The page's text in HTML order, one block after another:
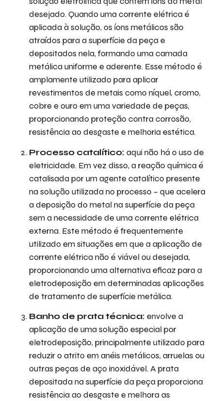
desejado. Quando uma corrente elétrica é
aplicada à solução, os íons metálicos são
atraídos para a superfície da peça e
depositados nela, formando uma camada
metálica uniforme e aderente. Esse método é
amplamente utilizado para aplicar
revestimentos de metais como níquel, cromo,
cobre e ouro em uma variedade de peças,
proporcionando proteção contra corrosão,
resistência ao desgaste e melhoria estética.
Processo catalítico: aqui não há o uso de
eletricidade. Em vez disso, a reação química é
catalisada por um agente catalítico presente
na solução utilizada no processo – que acelera
a deposição do metal na superfície da peça
sem a necessidade de uma corrente elétrica
externa. Este método é frequentemente
utilizado em situações em que a aplicação de
corrente elétrica não é viável ou desejada,
proporcionando uma alternativa eficaz para a
eletrodeposição em determinadas aplicações
de tratamento de superfície metálica.
Banho de prata técnica: envolve a
aplicação de uma solução especial por
eletrodeposição, principalmente utilizado para
reduzir o atrito em anéis metálicos, arruelas ou
outras peças de aço inoxidável. A prata
depositada na superfície da peça proporciona
resistência ao desgaste e melhora as